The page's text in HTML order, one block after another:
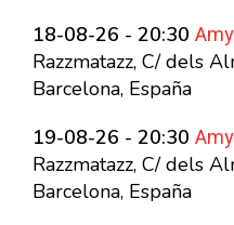
18-08-26 - 20:30
Razzmatazz, C/ dels
Barcelona, España
19-08-26 - 20:30
Razzmatazz, C/ dels
Barcelona, España